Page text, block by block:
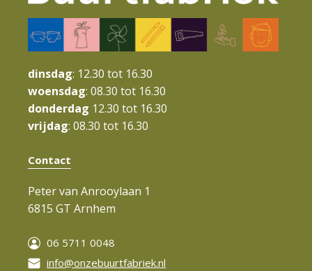
dinsdag: 12.30 tot 16.30
woensdag: 08.30 tot 16.30
donderdag 12.30 tot 16.30
vrijdag: 08.30 tot 16.30
Contact
Peter van Anrooylaan 1
6815 GT Arnhem
06 5711 0048
info@onzebuurtfabriek.nl